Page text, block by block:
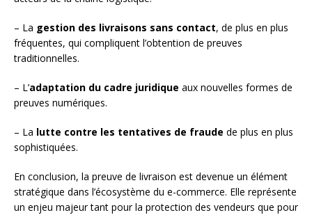
– La gestion des livraisons sans contact, de plus en plus
fréquentes, qui compliquent l’obtention de preuves
traditionnelles.
– L’adaptation du cadre juridique aux nouvelles formes de
preuves numériques.
– La lutte contre les tentatives de fraude de plus en plus
sophistiquées.
En conclusion, la preuve de livraison est devenue un élément
stratégique dans l’écosystème du e-commerce. Elle représente
un enjeu majeur tant pour la protection des vendeurs que pour